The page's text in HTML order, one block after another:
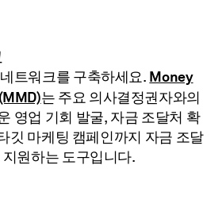
트워크를 구축하세요. Money
는 주요 의사결정권자와의
영업 기회 발굴, 자금 조달처 확
깃 마케팅 캠페인까지 자금 조달
원하는 도구입니다.